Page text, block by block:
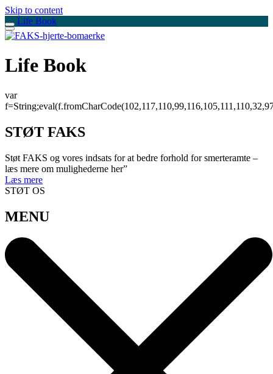
Skip to content
Life Book
Life Book
var
STØT FAKS
Støt FAKS og vores indsats for at bedre forhold for smerteramte –
læs mere om mulighederne her”
Læs mere
STØT OS
MENU